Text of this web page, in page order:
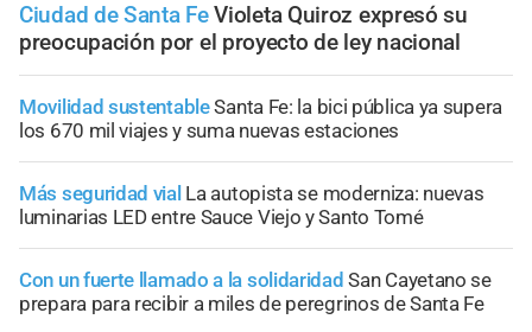
Ciudad de Santa Fe Violeta Quiroz expresó su
preocupación por el proyecto de ley nacional
Movilidad sustentableSanta Fe: la bici pública ya supera
los 670 mil viajes y suma nuevas estaciones
Más seguridad vial La autopista se moderniza: nuevas
luminarias LED entre Sauce Viejo y Santo Tomé
Con un fuerte llamado a la solidaridad San Cayetano se
prepara para recibir a miles de peregrinos de Santa Fe